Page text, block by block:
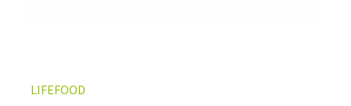
LIFEFOOD